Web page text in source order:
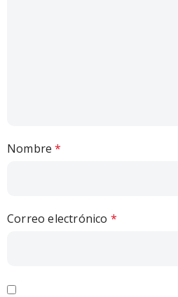
Nombre*
Correo electrónico *